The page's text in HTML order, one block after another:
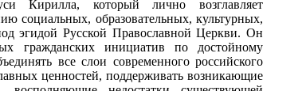
Кирилла, который лично возглавляет
социальных, образовательных, культурных,
эгидой Русской Православной Церкви. Он
гражданских инициатив по достойному
все слои современного российского
ценностей, поддерживать возникающие